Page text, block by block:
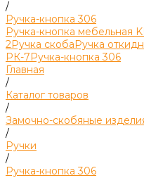
/
Ручка-кнопка 306
Ручка-кнопка мебельная
2Ручка скобаРучка
РК-7Ручка-кнопка 306
Главная
/
Каталог товаров
/
Замочно-скобяные
/
Ручки
/
Ручка-кнопка 306